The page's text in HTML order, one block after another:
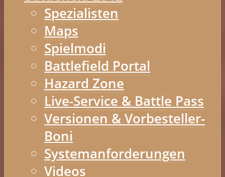
Spezialisten
Maps
Spielmodi
Battlefield Portal
Hazard Zone
Live-Service & Battle Pass
Versionen & Vorbesteller-
Boni
Systemanforderungen
Videos